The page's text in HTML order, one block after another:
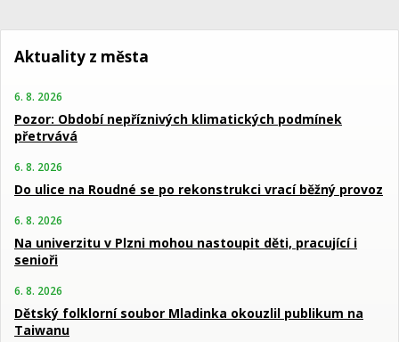
Aktuality z města
6. 8. 2026
Pozor: Období nepříznivých klimatických podmínek
přetrvává
6. 8. 2026
Do ulice na Roudné se po rekonstrukci vrací běžný provoz
6. 8. 2026
Na univerzitu v Plzni mohou nastoupit děti, pracující i
senioři
6. 8. 2026
Dětský folklorní soubor Mladinka okouzlil publikum na
Taiwanu